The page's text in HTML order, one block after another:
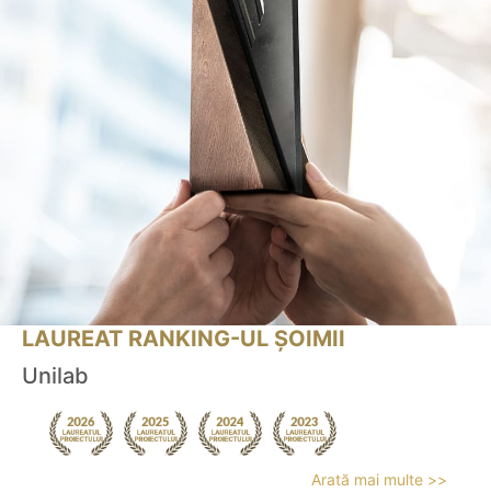
LAUREAT RANKING-UL ȘOIMII
Unilab
Arată mai multe >>